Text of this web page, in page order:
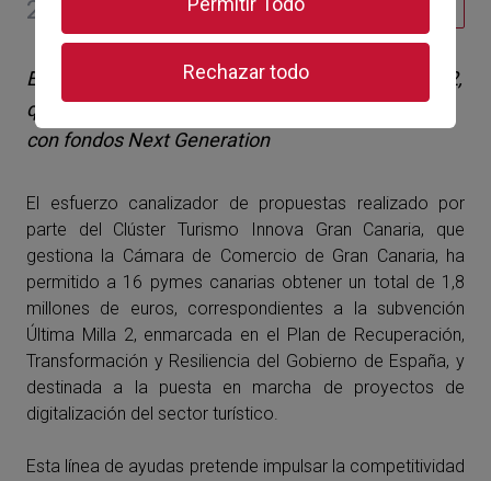
24 de julio de 2024
En el marco de las subvenciones de Ultima Milla 2,
que impulsa el Ministerio de Industria y Turismo
con fondos Next Generation
El esfuerzo canalizador de propuestas realizado por
parte del Clúster Turismo Innova Gran Canaria, que
gestiona la Cámara de Comercio de Gran Canaria, ha
permitido a 16 pymes canarias obtener un total de 1,8
millones de euros, correspondientes a la subvención
Última Milla 2, enmarcada en el Plan de Recuperación,
Transformación y Resiliencia del Gobierno de España, y
destinada a la puesta en marcha de proyectos de
digitalización del sector turístico.
Esta línea de ayudas pretende impulsar la competitividad
Rechazar todo